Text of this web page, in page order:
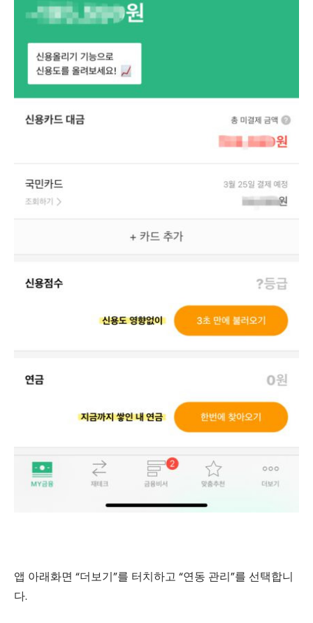
앱 아래화면 “더보기”를 터치하고 “연동 관리”를 선택합니
다.